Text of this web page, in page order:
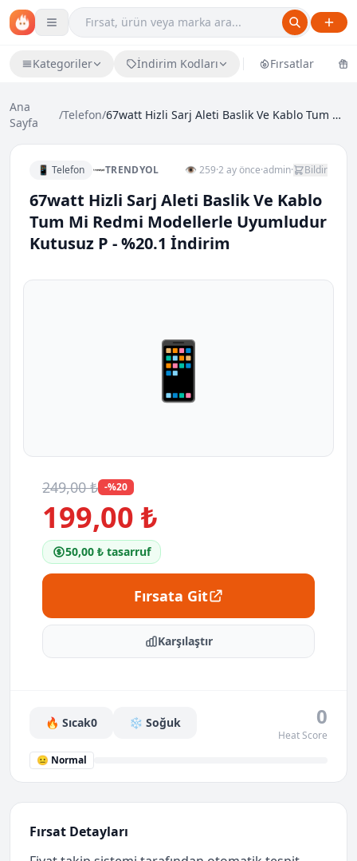
Kategoriler İndirim Kodları Fırsatlar
Ana
Sayfa
/Telefon/ 67watt Hizli Sarj Aleti Baslik Ve Kablo Tum Mi Red...
📱 Telefon TRENDYOL 👁 259·2 ay önce·admin· Bildir
67watt Hizli Sarj Aleti Baslik Ve Kablo
Tum Mi Redmi Modellerle Uyumludur
Kutusuz P - %20.1 İndirim
📱
249,00 ₺ -%20
199,00 ₺
50,00 ₺ tasarruf
Fırsata Git
Karşılaştır
🔥 Sıcak0 ❄️ Soğuk 0
Heat Score
😐 Normal
Fırsat Detayları